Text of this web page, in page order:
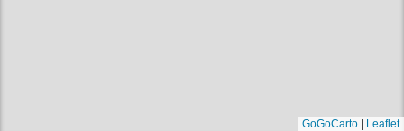
GoGoCarto Leaflet